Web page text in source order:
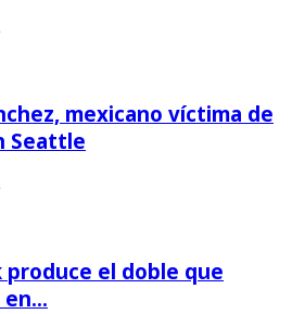
mexicano víctima de
Seattle
produce el doble que
en…